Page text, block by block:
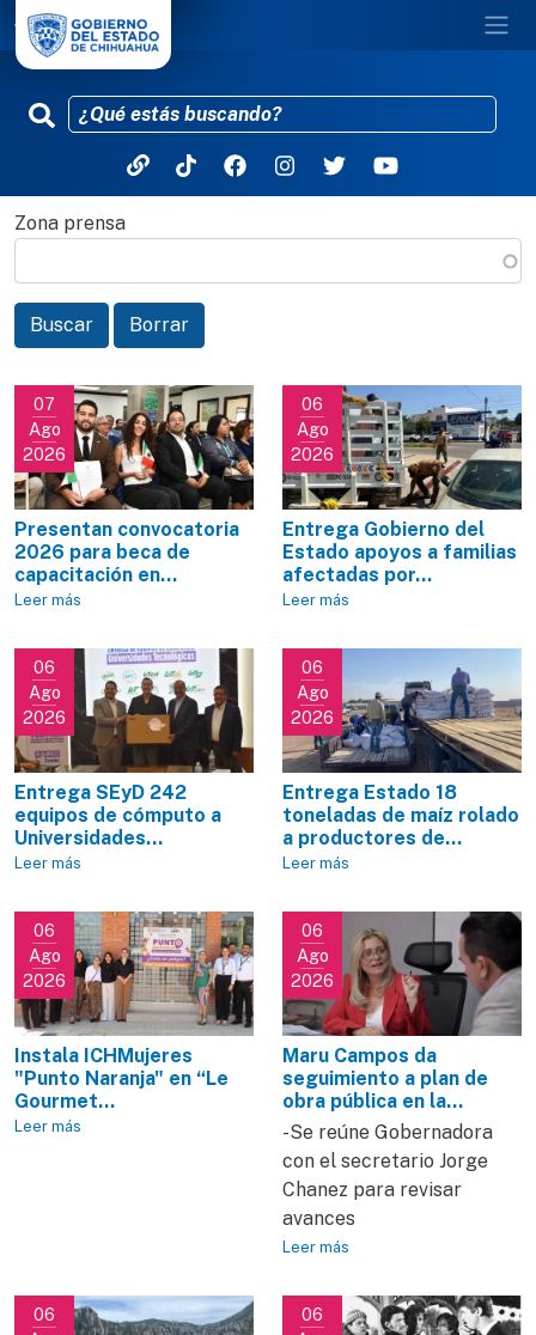
Zona prensa
Buscar Borrar
07
Ago
2026
Presentan convocatoria
2026 para beca de
capacitación en...
Leer más
06
Ago
2026
Entrega Gobierno del
Estado apoyos a familias
afectadas por...
Leer más
06
Ago
2026
Entrega SEyD 242
equipos de cómputo a
Universidades...
Leer más
06
Ago
2026
Entrega Estado 18
toneladas de maíz rolado
a productores de...
Leer más
06
Ago
2026
Instala ICHMujeres
"Punto Naranja" en “Le
Gourmet...
Leer más
06
Ago
2026
Maru Campos da
seguimiento a plan de
obra pública en la...
-Se reúne Gobernadora
con el secretario Jorge
Chanez para revisar
avances
Leer más
06
06